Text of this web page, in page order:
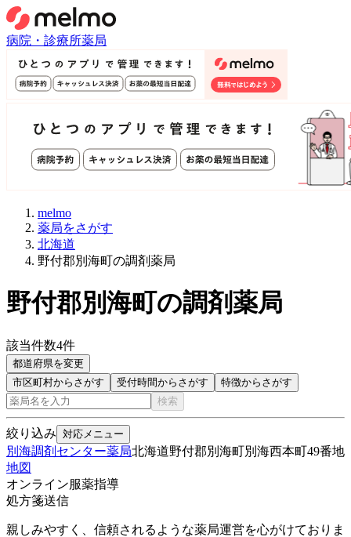
病院・診療所薬局
melmo
薬局をさがす
北海道
野付郡別海町の調剤薬局
野付郡別海町の調剤薬局
該当件数4件
都道府県を変更
市区町村からさがす
受付時間からさがす
特徴からさがす
検索
絞り込み 対応メニュー
別海調剤センター薬局北海道野付郡別海町別海西本町49番地
地図
オンライン服薬指導
処方箋送信
親しみやすく、信頼されるような薬局運営を心がけておりま